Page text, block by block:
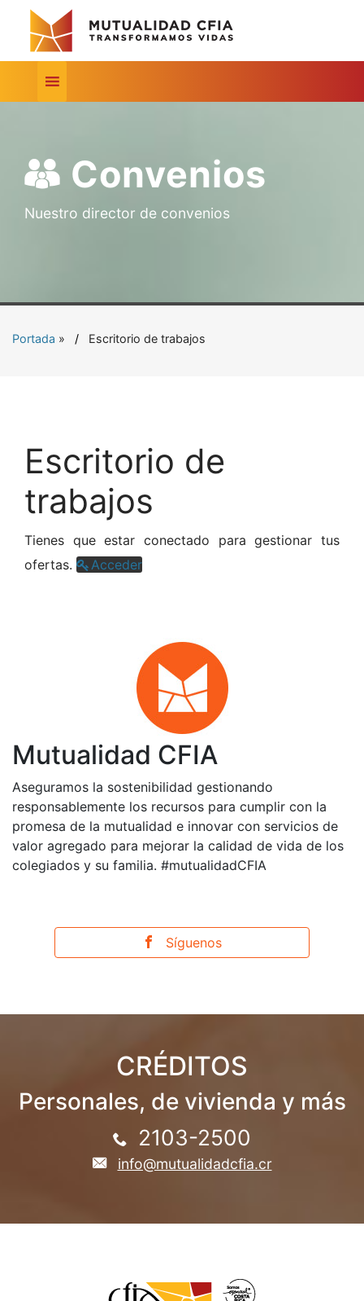
Convenios
Nuestro director de convenios
Portada » Escritorio de trabajos
Escritorio de
trabajos
Tienes que estar conectado para gestionar tus
ofertas.
Acceder
Mutualidad CFIA
Aseguramos la sostenibilidad gestionando
responsablemente los recursos para cumplir con la
promesa de la mutualidad e innovar con servicios de
valor agregado para mejorar la calidad de vida de los
colegiados y su familia. #mutualidadCFIA
Síguenos
CRÉDITOS
Personales, de vivienda y más
2103-2500
info@mutualidadcfia.cr